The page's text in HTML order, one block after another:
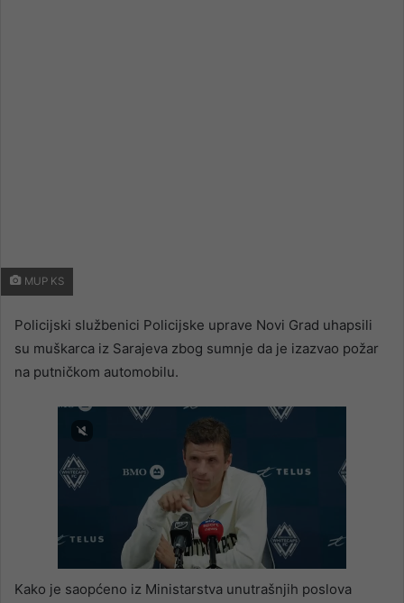
MUP KS
Policijski službenici Policijske uprave Novi Grad uhapsili
su muškarca iz Sarajeva zbog sumnje da je izazvao požar
na putničkom automobilu.
Kako je saopćeno iz Ministarstva unutrašnjih poslova